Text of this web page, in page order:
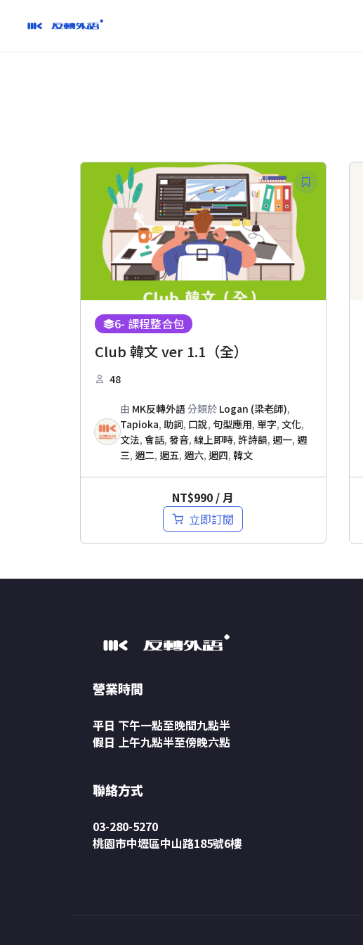
6- 課程整合包
Club 韓文 ver 1.1（全）
48
由 MK反轉外語分類於 Logan (梁老師),
Tapioka, 助詞, 口說, 句型應用, 單字, 文化,
文法, 會話, 發音, 線上即時, 許詩韻, 週一, 週
三, 週二, 週五, 週六, 週四, 韓文
NT$990 / 月
立即訂閱
營業時間
平日 下午一點至晚間九點半
假日 上午九點半至傍晚六點
聯絡方式
03-280-5270
桃園市中壢區中山路185號6樓